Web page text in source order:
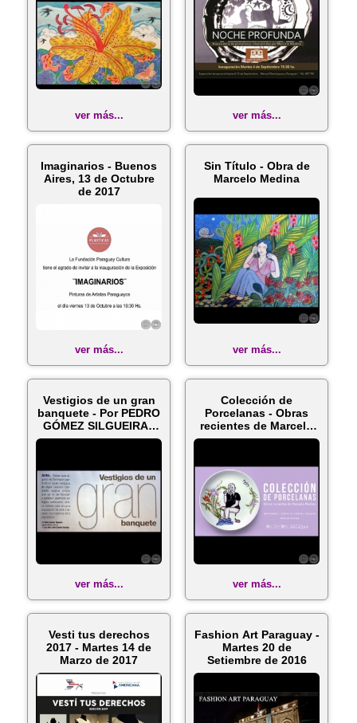
ver más... ver más...
Imaginarios - Buenos
Aires, 13 de Octubre
de 2017
ver más...
Sin Título - Obra de
Marcelo Medina
ver más...
Vestigios de un gran
banquete - Por PEDRO
GÓMEZ SILGUEIRA -
Domin...
ver más...
Colección de
Porcelanas - Obras
recientes de Marcelo
Medina - Jue...
ver más...
Vesti tus derechos
2017 - Martes 14 de
Marzo de 2017
Fashion Art Paraguay -
Martes 20 de
Setiembre de 2016